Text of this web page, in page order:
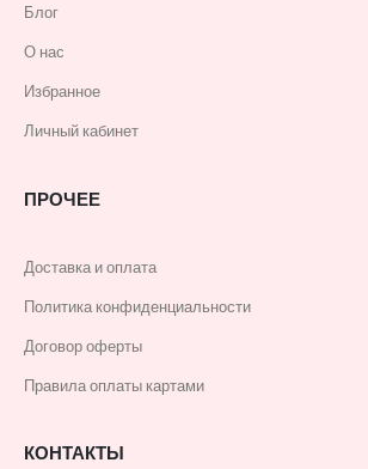
Блог
О нас
Избранное
Личный кабинет
ПРОЧЕЕ
Доставка и оплата
Политика конфиденциальности
Договор оферты
Правила оплаты картами
КОНТАКТЫ